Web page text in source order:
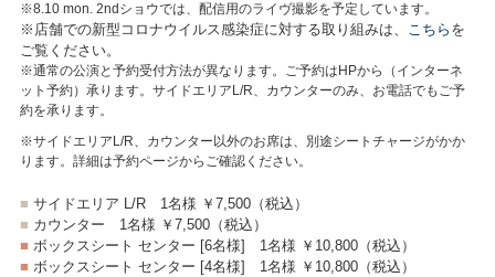
※8.10 mon. 2ndショウでは、配信用のライヴ撮影を予定しています。
※店舗での新型コロナウイルス感染症に対する取り組みは、 こちら を
ご覧ください。
※通常の公演と予約受付方法が異なります。ご予約はHPから（インターネ
ット予約）承ります。サイドエリアL/R、カウンターのみ、お電話でもご予
約を承ります。
※サイドエリアL/R、カウンター以外のお席は、別途シートチャージがかか
ります。詳細は予約ページからご確認ください。
■ サイドエリア L/R 1名様 ￥7,500 （税込）
■ カウンター 1名様 ￥7,500 （税込）
■ ボックスシート センター [6名様] 1名様 ￥10,800 （税込）
■ ボックスシート センター [4名様] 1名様 ￥10,800 （税込）